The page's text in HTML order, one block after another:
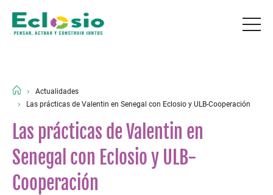
Actualidades
Las prácticas de Valentin en Senegal con Eclosio y ULB-Cooperación
Las prácticas de Valentin en
Senegal con Eclosio y ULB-
Cooperación